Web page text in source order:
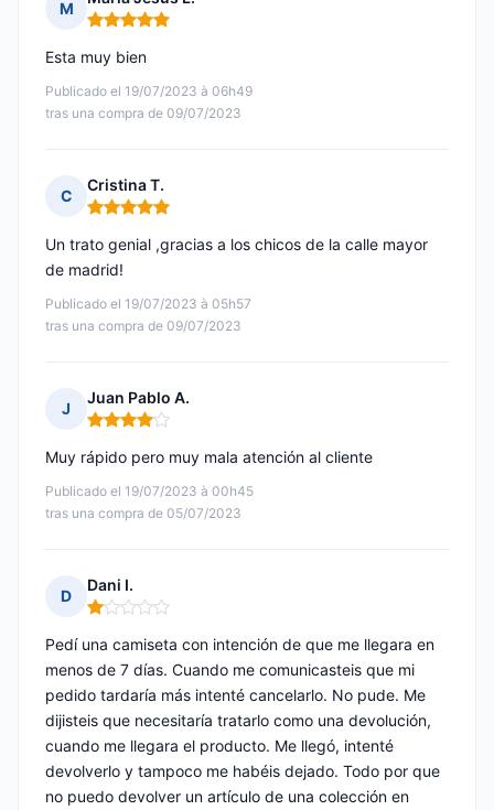
M
Nota: 5 de 5
Publicado el 19/07/2023 à 06h49
tras una compra de 09/07/2023
Esta muy bien
C
Cristina T.
Nota: 5 de 5
Publicado el 19/07/2023 à 05h57
tras una compra de 09/07/2023
Un trato genial ,gracias a los chicos de la calle mayor
de madrid!
J
Juan Pablo A.
Nota: 4 de 5
Publicado el 19/07/2023 à 00h45
tras una compra de 05/07/2023
Muy rápido pero muy mala atención al cliente
D
Dani I.
Nota: 1 de 5
Pedí una camiseta con intención de que me llegara en
menos de 7 días. Cuando me comunicasteis que mi
pedido tardaría más intenté cancelarlo. No pude. Me
dijisteis que necesitaría tratarlo como una devolución,
cuando me llegara el producto. Me llegó, intenté
devolverlo y tampoco me habéis dejado. Todo por que
no puedo devolver un artículo de una colección en